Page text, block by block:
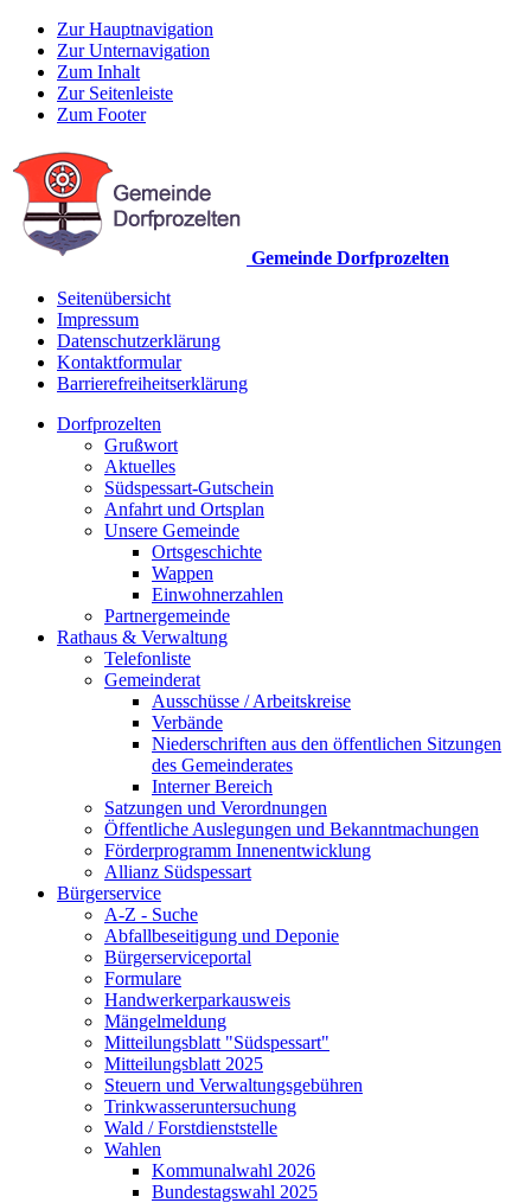
Zur Hauptnavigation
Zur Unternavigation
Zum Inhalt
Zur Seitenleiste
Zum Footer
Gemeinde Dorfprozelten
Seitenübersicht
Impressum
Datenschutzerklärung
Kontaktformular
Barrierefreiheitserklärung
Dorfprozelten
Grußwort
Aktuelles
Südspessart-Gutschein
Anfahrt und Ortsplan
Unsere Gemeinde
Ortsgeschichte
Wappen
Einwohnerzahlen
Partnergemeinde
Rathaus & Verwaltung
Telefonliste
Gemeinderat
Ausschüsse / Arbeitskreise
Verbände
Niederschriften aus den öffentlichen Sitzungen
des Gemeinderates
Interner Bereich
Satzungen und Verordnungen
Öffentliche Auslegungen und Bekanntmachungen
Förderprogramm Innenentwicklung
Allianz Südspessart
Bürgerservice
A-Z - Suche
Abfallbeseitigung und Deponie
Bürgerserviceportal
Formulare
Handwerkerparkausweis
Mängelmeldung
Mitteilungsblatt "Südspessart"
Mitteilungsblatt 2025
Steuern und Verwaltungsgebühren
Trinkwasseruntersuchung
Wald / Forstdienststelle
Wahlen
Kommunalwahl 2026
Bundestagswahl 2025